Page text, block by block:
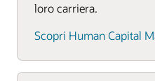
loro carriera.
Scopri Human Capital